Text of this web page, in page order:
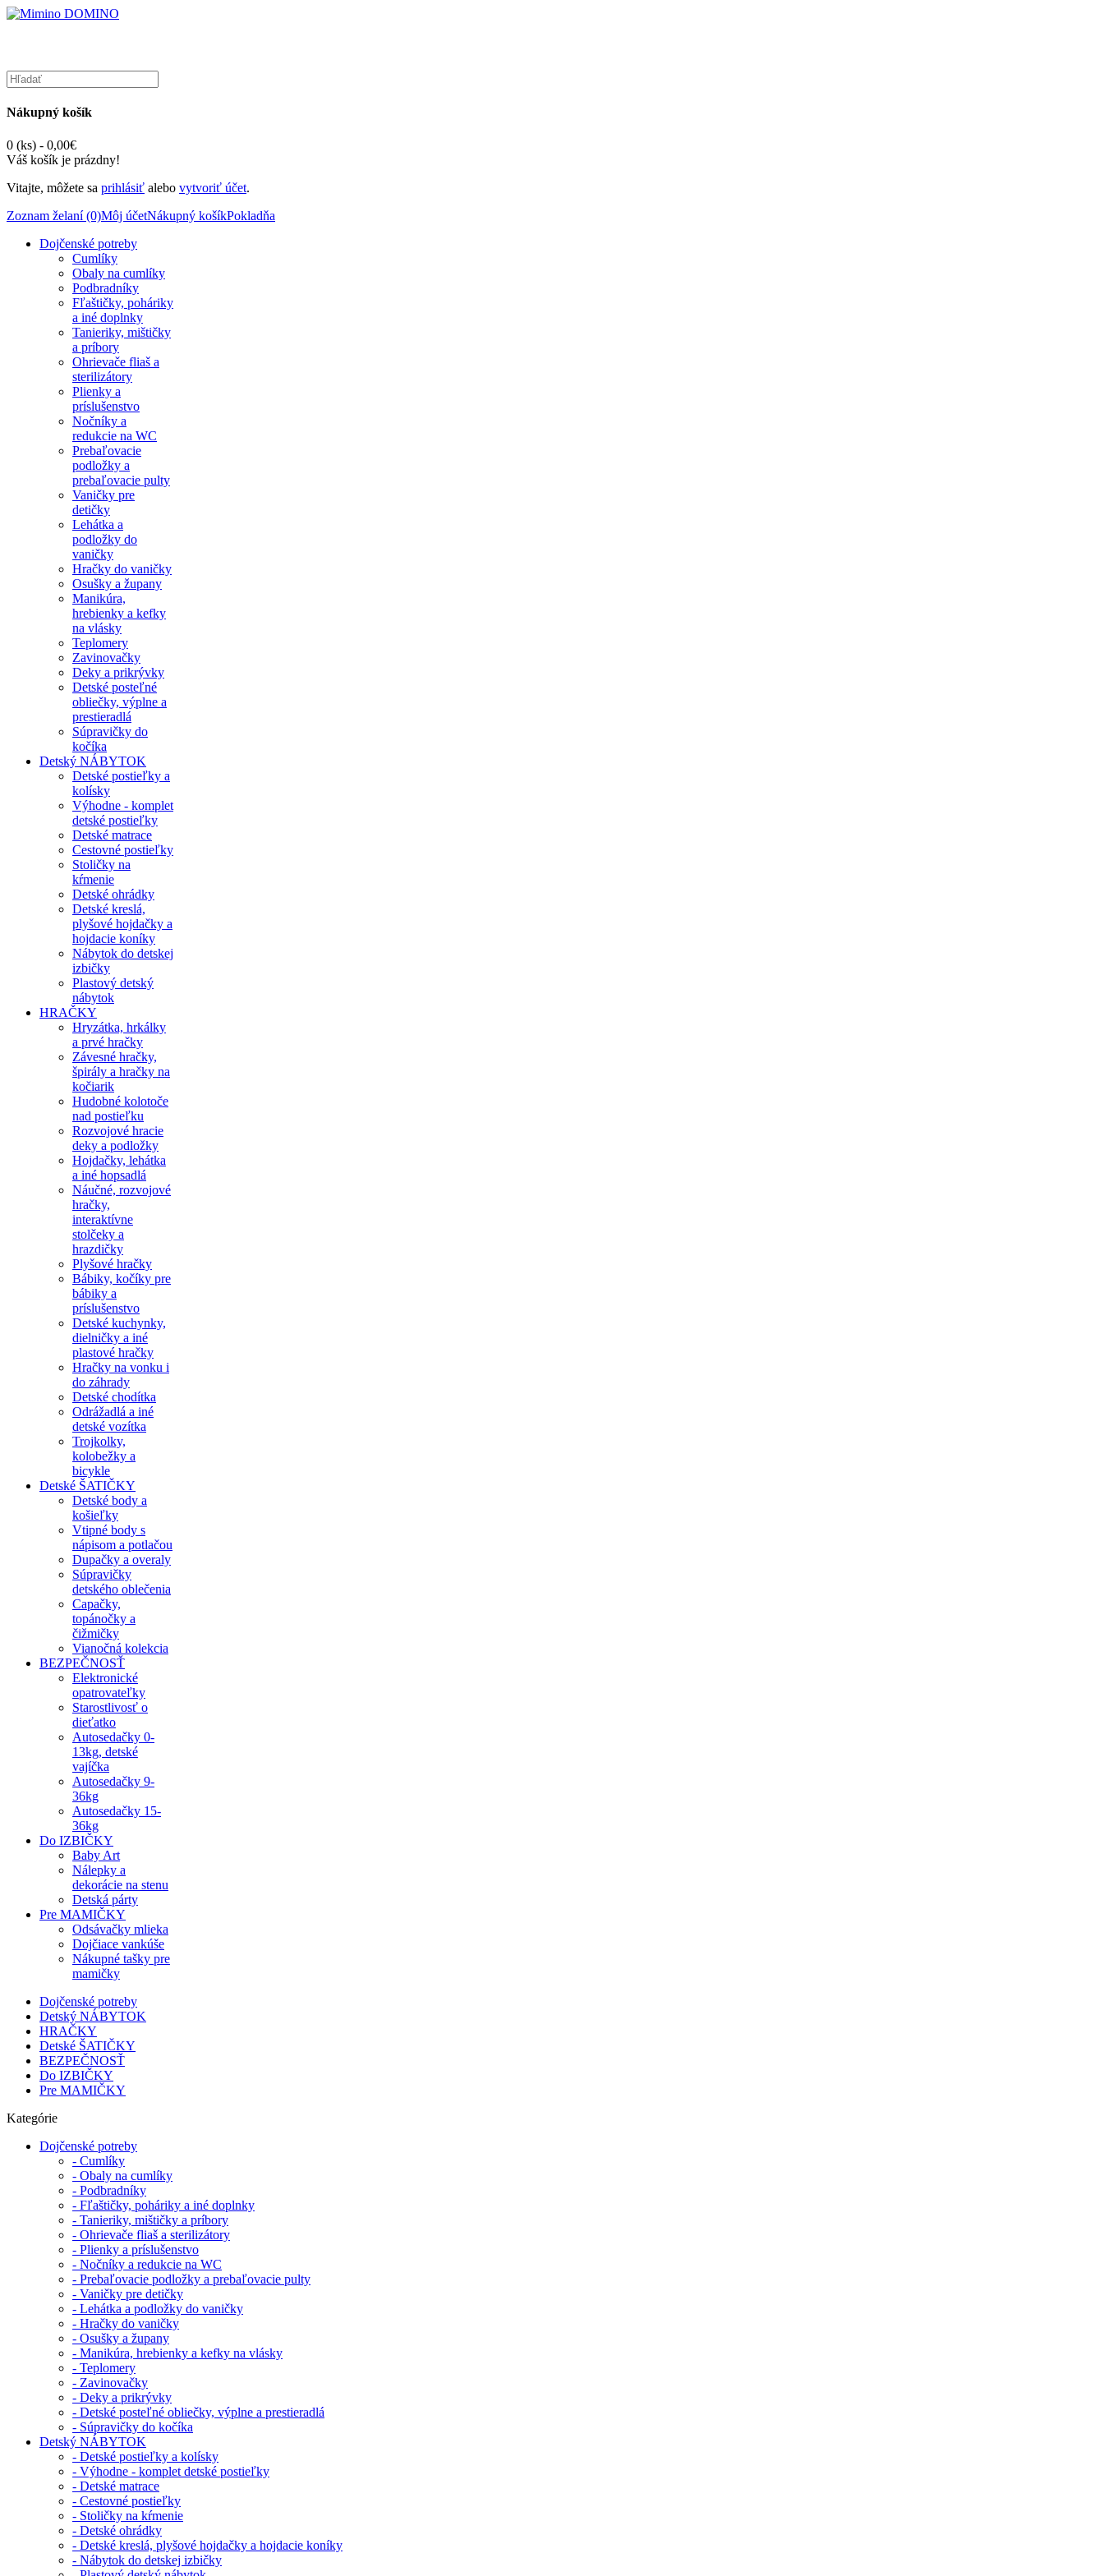
Nákupný košík
0 (ks) - 0,00€
Váš košík je prázdny!
Vitajte, môžete sa prihlásiť alebo vytvoriť účet.
Zoznam želaní (0)Môj účetNákupný košíkPokladňa
Dojčenské potreby
Cumlíky
Obaly na cumlíky
Podbradníky
Fľaštičky, poháriky
a iné doplnky
Tanieriky, mištičky
a príbory
Ohrievače fliaš a
sterilizátory
Plienky a
príslušenstvo
Nočníky a
redukcie na WC
Prebaľovacie
podložky a
prebaľovacie pulty
Vaničky pre
detičky
Lehátka a
podložky do
vaničky
Hračky do vaničky
Osušky a župany
Manikúra,
hrebienky a kefky
na vlásky
Teplomery
Zavinovačky
Deky a prikrývky
Detské posteľné
obliečky, výplne a
prestieradlá
Súpravičky do
kočíka
Detský NÁBYTOK
Detské postieľky a
kolísky
Výhodne - komplet
detské postieľky
Detské matrace
Cestovné postieľky
Stoličky na
kŕmenie
Detské ohrádky
Detské kreslá,
plyšové hojdačky a
hojdacie koníky
Nábytok do detskej
izbičky
Plastový detský
nábytok
HRAČKY
Hryzátka, hrkálky
a prvé hračky
Závesné hračky,
špirály a hračky na
kočiarik
Hudobné kolotoče
nad postieľku
Rozvojové hracie
deky a podložky
Hojdačky, lehátka
a iné hopsadlá
Náučné, rozvojové
hračky,
interaktívne
stolčeky a
hrazdičky
Plyšové hračky
Bábiky, kočíky pre
bábiky a
príslušenstvo
Detské kuchynky,
dielničky a iné
plastové hračky
Hračky na vonku i
do záhrady
Detské chodítka
Odrážadlá a iné
detské vozítka
Trojkolky,
kolobežky a
bicykle
Detské ŠATIČKY
Detské body a
košieľky
Vtipné body s
nápisom a potlačou
Dupačky a overaly
Súpravičky
detského oblečenia
Capačky,
topánočky a
čižmičky
Vianočná kolekcia
BEZPEČNOSŤ
Elektronické
opatrovateľky
Starostlivosť o
dieťatko
Autosedačky 0-
13kg, detské
vajíčka
Autosedačky 9-
36kg
Autosedačky 15-
36kg
Do IZBIČKY
Baby Art
Nálepky a
dekorácie na stenu
Detská párty
Pre MAMIČKY
Odsávačky mlieka
Dojčiace vankúše
Nákupné tašky pre
mamičky
Dojčenské potreby
Detský NÁBYTOK
HRAČKY
Detské ŠATIČKY
BEZPEČNOSŤ
Do IZBIČKY
Pre MAMIČKY
Kategórie
Dojčenské potreby
- Cumlíky
- Obaly na cumlíky
- Podbradníky
- Fľaštičky, poháriky a iné doplnky
- Tanieriky, mištičky a príbory
- Ohrievače fliaš a sterilizátory
- Plienky a príslušenstvo
- Nočníky a redukcie na WC
- Prebaľovacie podložky a prebaľovacie pulty
- Vaničky pre detičky
- Lehátka a podložky do vaničky
- Hračky do vaničky
- Osušky a župany
- Manikúra, hrebienky a kefky na vlásky
- Teplomery
- Zavinovačky
- Deky a prikrývky
- Detské posteľné obliečky, výplne a prestieradlá
- Súpravičky do kočíka
Detský NÁBYTOK
- Detské postieľky a kolísky
- Výhodne - komplet detské postieľky
- Detské matrace
- Cestovné postieľky
- Stoličky na kŕmenie
- Detské ohrádky
- Detské kreslá, plyšové hojdačky a hojdacie koníky
- Nábytok do detskej izbičky